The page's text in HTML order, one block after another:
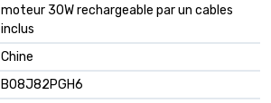
moteur 30W rechargeable par un cables
inclus
Chine
B08J82PGH6